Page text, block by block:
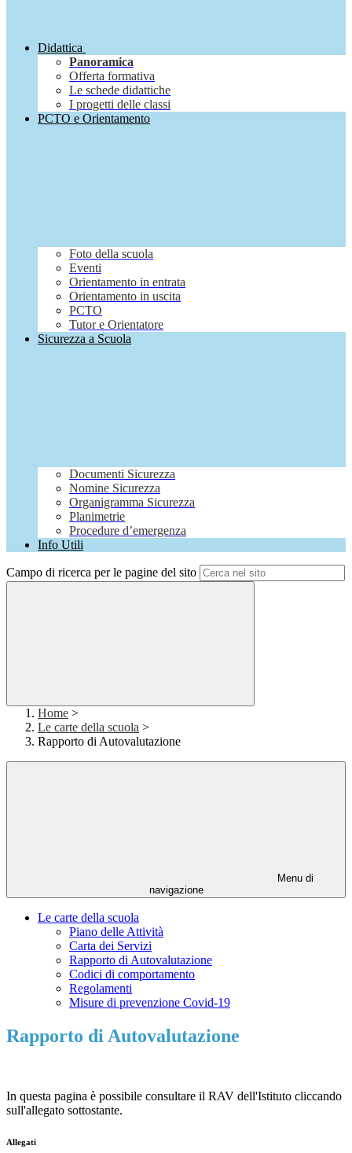
Didattica
Panoramica
Offerta formativa
Le schede didattiche
I progetti delle classi
PCTO e Orientamento
Foto della scuola
Eventi
Orientamento in entrata
Orientamento in uscita
PCTO
Tutor e Orientatore
Sicurezza a Scuola
Documenti Sicurezza
Nomine Sicurezza
Organigramma Sicurezza
Planimetrie
Procedure d’emergenza
Info Utili
Campo di ricerca per le pagine del sito
Home >
Le carte della scuola >
Rapporto di Autovalutazione
Menu di
navigazione
Le carte della scuola
Piano delle Attività
Carta dei Servizi
Rapporto di Autovalutazione
Codici di comportamento
Regolamenti
Misure di prevenzione Covid-19
Rapporto di Autovalutazione
In questa pagina è possibile consultare il RAV dell'Istituto cliccando
sull'allegato sottostante.
Allegati